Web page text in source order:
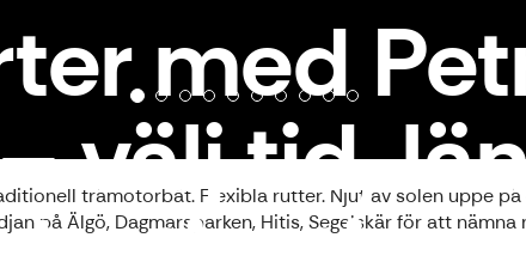
med
välj tid,
trämotorbåt. Flexibla rutter. Njut av solen uppe
på Älgö, Dagmarsparken, Hitis, Segelskär för att nämna